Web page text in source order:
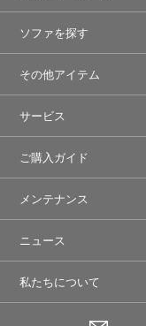
ソファを探す
その他アイテム
サービス
ご購入ガイド
メンテナンス
ニュース
私たちについて